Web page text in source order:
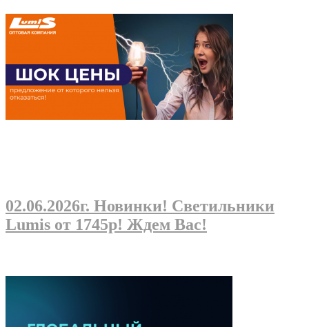
02.06.2026г. Новинки! Светильники
Lumis от 1745р! Ждем Вас!